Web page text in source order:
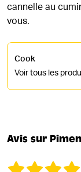
cannelle au
vous.
Cook
Voir tous les
Avis sur